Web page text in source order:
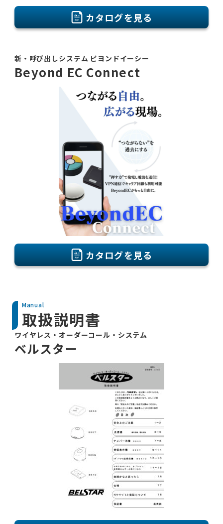
カタログを見る
新・呼び出しシステム ビヨンドイーシー
Beyond EC Connect
カタログを見る
Manual
取扱説明書
ワイヤレス・オーダーコール・システム
ベルスター